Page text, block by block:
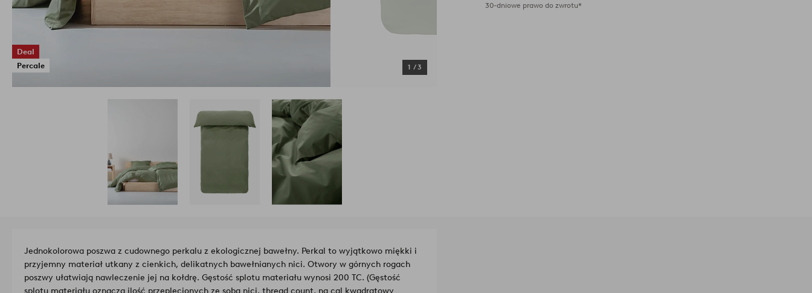
Deal
Percale
1 /3
30-dniowe prawo do zwrotu*
Jednokolorowa poszwa z cudownego perkalu z ekologicznej bawełny. Perkal to wyjątkowo miękki i
przyjemny materiał utkany z cienkich, delikatnych bawełnianych nici. Otwory w górnych rogach
poszwy ułatwiają nawleczenie jej na kołdrę. Gęstość splotu materiału wynosi 200 TC. (Gęstość
splotu materiału oznacza ilość przeplecionych ze sobą nici, thread count, na cal kwadratowy